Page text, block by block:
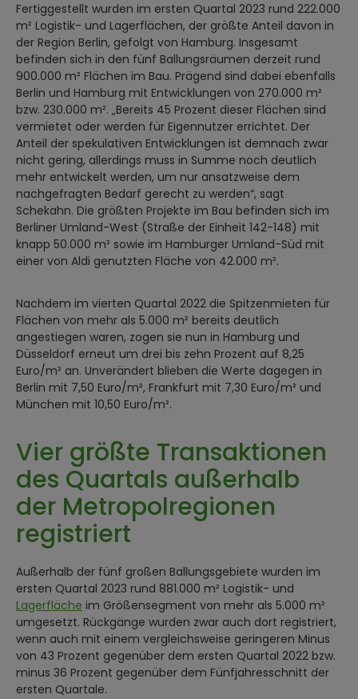
Fertiggestellt wurden im ersten Quartal 2023 rund 222.000
m² Logistik- und Lagerflächen, der größte Anteil davon in
der Region Berlin, gefolgt von Hamburg. Insgesamt
befinden sich in den fünf Ballungsräumen derzeit rund
900.000 m² Flächen im Bau. Prägend sind dabei ebenfalls
Berlin und Hamburg mit Entwicklungen von 270.000 m²
bzw. 230.000 m². „Bereits 45 Prozent dieser Flächen sind
vermietet oder werden für Eigennutzer errichtet. Der
Anteil der spekulativen Entwicklungen ist demnach zwar
nicht gering, allerdings muss in Summe noch deutlich
mehr entwickelt werden, um nur ansatzweise dem
nachgefragten Bedarf gerecht zu werden“, sagt
Schekahn. Die größten Projekte im Bau befinden sich im
Berliner Umland-West (Straße der Einheit 142-148) mit
knapp 50.000 m² sowie im Hamburger Umland-Süd mit
einer von Aldi genutzten Fläche von 42.000 m².
Nachdem im vierten Quartal 2022 die Spitzenmieten für
Flächen von mehr als 5.000 m² bereits deutlich
angestiegen waren, zogen sie nun in Hamburg und
Düsseldorf erneut um drei bis zehn Prozent auf 8,25
Euro/m² an. Unverändert blieben die Werte dagegen in
Berlin mit 7,50 Euro/m², Frankfurt mit 7,30 Euro/m² und
München mit 10,50 Euro/m².
Vier größte Transaktionen
des Quartals außerhalb
der Metropolregionen
registriert
Außerhalb der fünf großen Ballungsgebiete wurden im
ersten Quartal 2023 rund 881.000 m² Logistik- und
Lagerfläche im Größensegment von mehr als 5.000 m²
umgesetzt. Rückgänge wurden zwar auch dort registriert,
wenn auch mit einem vergleichsweise geringeren Minus
von 43 Prozent gegenüber dem ersten Quartal 2022 bzw.
minus 36 Prozent gegenüber dem Fünfjahresschnitt der
ersten Quartale.